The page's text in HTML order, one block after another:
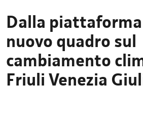
Dalla piattaforma
nuovo quadro sul
cambiamento
Friuli Venezia